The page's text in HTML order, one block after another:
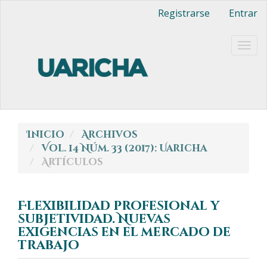
Barra
lateral
Registrarse Entrar
Inicio
Archivos
Vol. 14 Núm. 33 (2017): Uaricha
Artículos
Flexibilidad profesional y
subjetividad. Nuevas
exigencias en el mercado de
trabajo